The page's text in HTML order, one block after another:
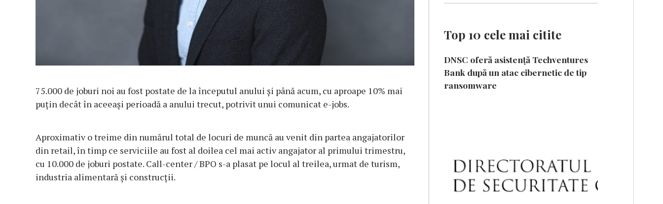
75.000 de joburi noi au fost postate de la începutul anului și până acum, cu aproape 10% mai
puțin decât în aceeași perioadă a anului trecut, potrivit unui comunicat e-jobs.
Aproximativ o treime din numărul total de locuri de muncă au venit din partea angajatorilor
din retail, în timp ce serviciile au fost al doilea cel mai activ angajator al primului trimestru,
cu 10.000 de joburi postate. Call-center / BPO s-a plasat pe locul al treilea, urmat de turism,
industria alimentară și construcții.
Top 10 cele mai citite
DNSC oferă asistență Techventures
Bank după un atac cibernetic de tip
ransomware